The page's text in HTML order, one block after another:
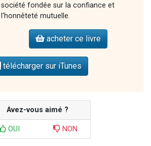
société fondée sur la confiance et
l'honnêteté mutuelle.
acheter ce livre
télécharger sur iTunes
Avez-vous aimé ?
OUI NON